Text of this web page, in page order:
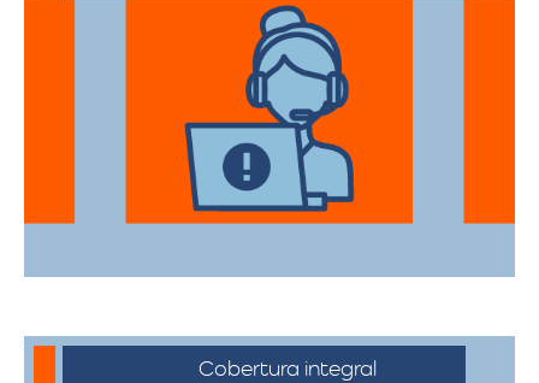
Nuestros asesores están a su disposición
para acompañarte en cada etapa del
proceso, asegurando que todas sus
necesidades sean atendidas.
Cobertura integral